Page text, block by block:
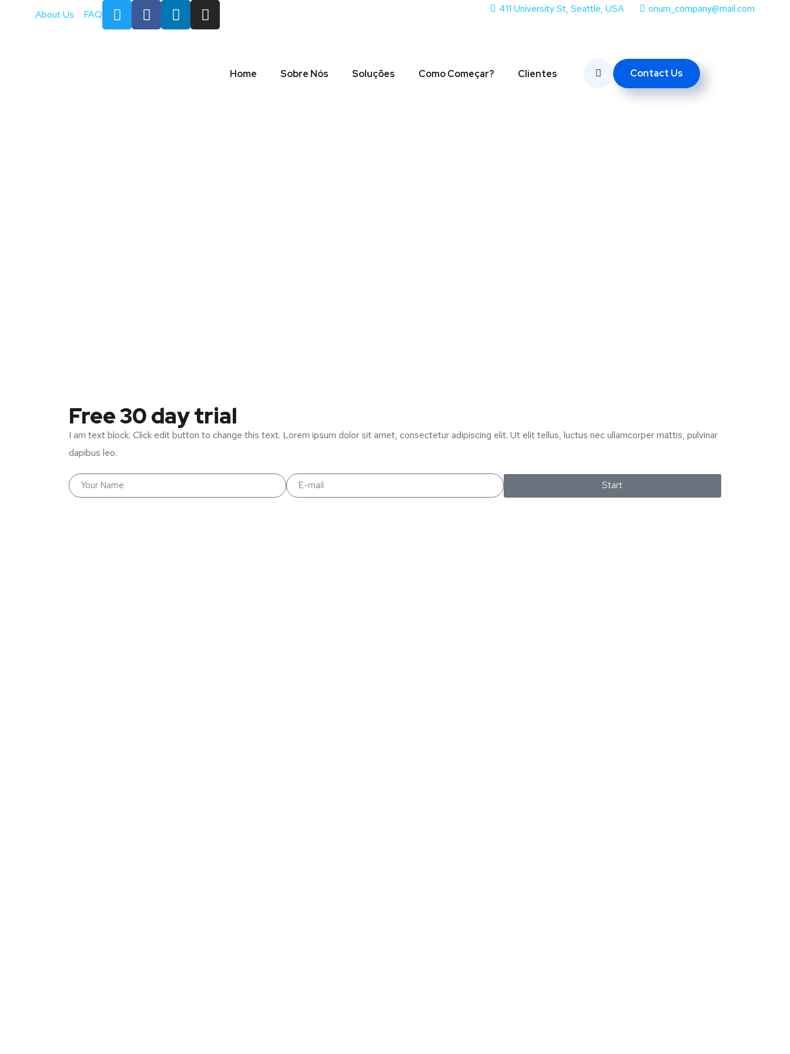
About Us FAQ 411 University St, Seattle, USA onum_company@mail.com
Home Sobre Nós Soluções Como Começar? Clientes Contact Us
Free 30 day trial
I am text block. Click edit button to change this text. Lorem ipsum dolor sit amet, consectetur adipiscing elit. Ut elit tellus, luctus nec ullamcorper mattis, pulvinar
dapibus leo.
Start